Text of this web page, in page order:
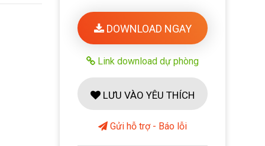
DOWNLOAD NGAY
Link download dự phòng
LƯU VÀO YÊU THÍCH
Gửi hỗ trợ - Báo lỗi